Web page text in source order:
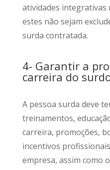
atividades integrativas
estes não sejam
surda contratada.
4- Garantir a
carreira do
A pessoa surda deve
treinamentos,
carreira, promoções,
incentivos
empresa, assim como